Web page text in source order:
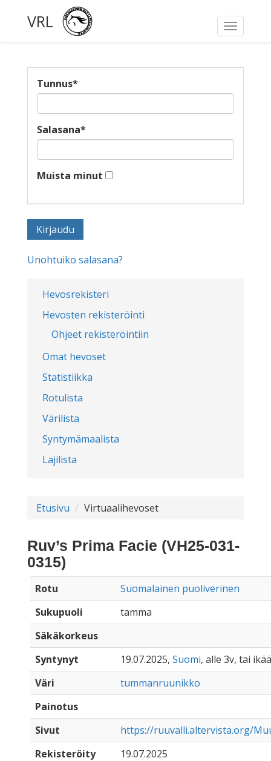
Toggle
VRL
Hevosrekisteri
Hevosten rekisteröinti
Ohjeet rekisteröintiin
Omat hevoset
Statistiikka
Rotulista
Värilista
Syntymämaalista
Lajilista
Tunnus*
Salasana*
Muista minut
Unohtuiko salasana?
Etusivu Virtuaalihevoset
Ruv’s Prima Facie (VH25-031-
0315)
Rotu
Suomalainen puoliverinen
Sukupuoli
tamma
Säkäkorkeus
Syntynyt
19.07.2025, Suomi, alle 3v, tai
Väri
tummanruunikko
Painotus
Sivut
https://ruuvalli.altervista.org/
Rekisteröity
19.07.2025